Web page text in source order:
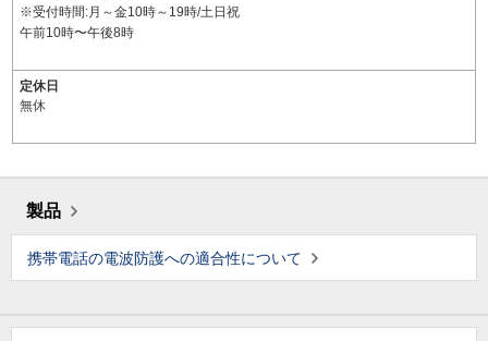
※受付時間:月～金10時～19時/土日祝
午前10時〜午後8時
定休日
無休
製品
携帯電話の電波防護への適合性について